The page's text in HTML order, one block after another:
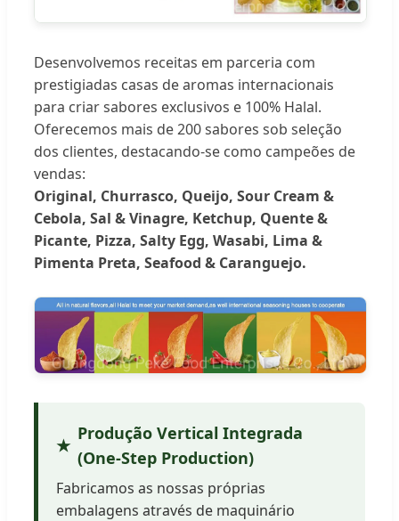
Desenvolvemos receitas em parceria com
prestigiadas casas de aromas internacionais
para criar sabores exclusivos e 100% Halal.
Oferecemos mais de 200 sabores sob seleção
dos clientes, destacando-se como campeões de
vendas:
Original, Churrasco, Queijo, Sour Cream &
Cebola, Sal & Vinagre, Ketchup, Quente &
Picante, Pizza, Salty Egg, Wasabi, Lima &
Pimenta Preta, Seafood & Caranguejo.
Produção Vertical Integrada
(One-Step Production)
Fabricamos as nossas próprias
embalagens através de maquinário